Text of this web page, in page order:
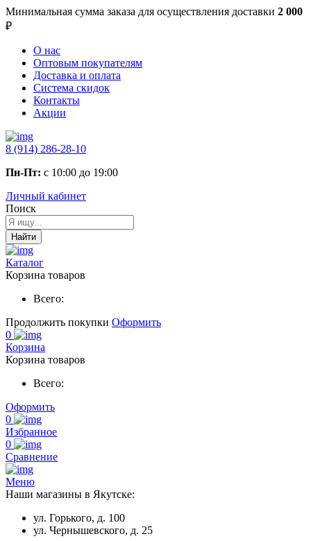
Минимальная сумма заказа для осуществления доставки 2 000
₽
О нас
Оптовым покупателям
Доставка и оплата
Система скидок
Контакты
Акции
8 (914) 286-28-10
Пн-Пт: с 10:00 до 19:00
Личный кабинет
Поиск
Найти
Каталог
Корзина товаров
Всего:
Продолжить покупки Оформить
0
Корзина
Корзина товаров
Всего:
Оформить
0
Избранное
0
Сравнение
Меню
Наши магазины в Якутске:
ул. Горького, д. 100
ул. Чернышевского, д. 25